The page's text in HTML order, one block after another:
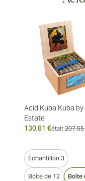
Acid Kuba Kuba
Estate
130,81 €était 207,55
Échantillon 3
Boîte de 12 Boîte